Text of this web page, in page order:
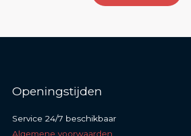
Openingstijden
Service 24/7 beschikbaar
Algemene voorwaarden